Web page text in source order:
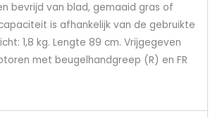
bevrijd van blad, gemaaid gras of
is afhankelijk van de gebruikte
1,8 kg. Lengte 89 cm. Vrijgegeven
met beugelhandgreep (R) en FR